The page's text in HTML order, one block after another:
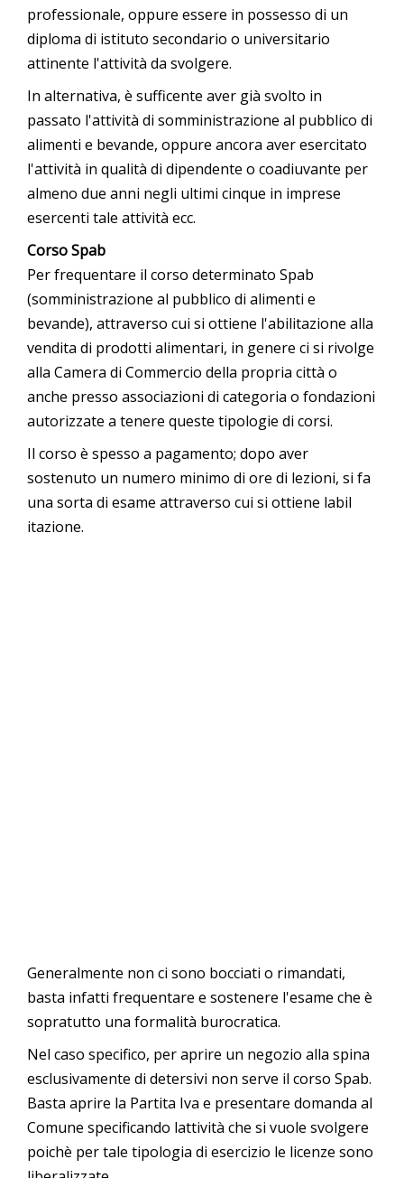
professionale, oppure essere in possesso di un
diploma di istituto secondario o universitario
attinente l'attività da svolgere.
In alternativa, è sufficente aver già svolto in
passato l'attività di somministrazione al pubblico di
alimenti e bevande, oppure ancora aver esercitato
l'attività in qualità di dipendente o coadiuvante per
almeno due anni negli ultimi cinque in imprese
esercenti tale attività ecc.
Corso Spab
Per frequentare il corso determinato Spab
(somministrazione al pubblico di alimenti e
bevande), attraverso cui si ottiene l'abilitazione alla
vendita di prodotti alimentari, in genere ci si rivolge
alla Camera di Commercio della propria città o
anche presso associazioni di categoria o fondazioni
autorizzate a tenere queste tipologie di corsi.
Il corso è spesso a pagamento; dopo aver
sostenuto un numero minimo di ore di lezioni, si fa
una sorta di esame attraverso cui si ottiene labil
itazione.
Generalmente non ci sono bocciati o rimandati,
basta infatti frequentare e sostenere l'esame che è
sopratutto una formalità burocratica.
Nel caso specifico, per aprire un negozio alla spina
esclusivamente di detersivi non serve il corso Spab.
Basta aprire la Partita Iva e presentare domanda al
Comune specificando lattività che si vuole svolgere
poichè per tale tipologia di esercizio le licenze sono